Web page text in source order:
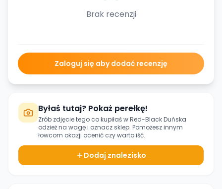
Brak recenzji
Zaloguj się aby dodać recenzję
Byłaś tutaj? Pokaż perełkę!
Zrób zdjęcie tego co kupiłaś wRed-Black Duńska
odzież na wagęi oznacz sklep. Pomożesz innym
łowcom okazji ocenić czy warto iść.
Dodaj znalezisko